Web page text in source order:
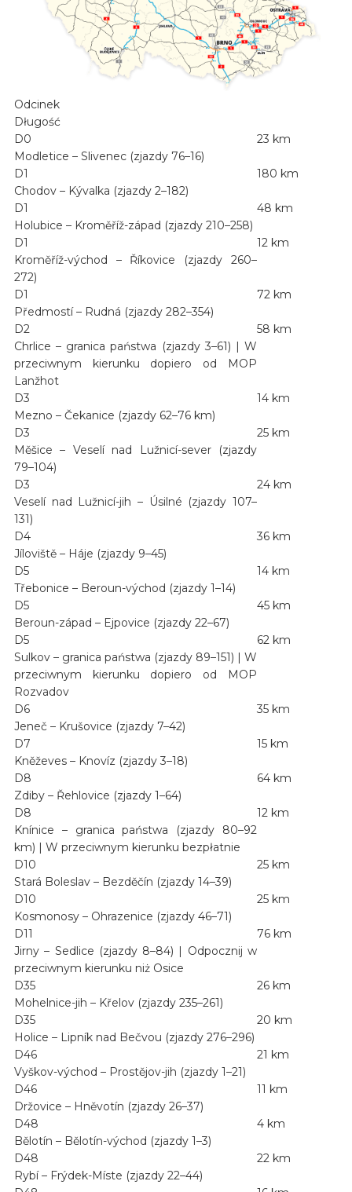
Odcinek
Długość
D0
Modletice – Slivenec (zjazdy 76–16)
23 km
D1
Chodov – Kývalka (zjazdy 2–182)
180 km
D1
Holubice – Kroměříž-západ (zjazdy 210–258)
48 km
D1
Kroměříž-východ – Říkovice (zjazdy 260–
272)
12 km
D1
Předmostí – Rudná (zjazdy 282–354)
72 km
D2
Chrlice – granica państwa (zjazdy 3–61) | W
przeciwnym kierunku dopiero od MOP
Lanžhot
58 km
D3
Mezno – Čekanice (zjazdy 62–76 km)
14 km
D3
Měšice – Veselí nad Lužnicí-sever (zjazdy
79–104)
25 km
D3
Veselí nad Lužnicí-jih – Úsilné (zjazdy 107–
131)
24 km
D4
Jíloviště – Háje (zjazdy 9–45)
36 km
D5
Třebonice – Beroun-východ (zjazdy 1–14)
14 km
D5
Beroun-západ – Ejpovice (zjazdy 22–67)
45 km
D5
Sulkov – granica państwa (zjazdy 89–151) | W
przeciwnym kierunku dopiero od MOP
Rozvadov
62 km
D6
Jeneč – Krušovice (zjazdy 7–42)
35 km
D7
Kněževes – Knovíz (zjazdy 3–18)
15 km
D8
Zdiby – Řehlovice (zjazdy 1–64)
64 km
D8
Knínice – granica państwa (zjazdy 80–92
km) | W przeciwnym kierunku bezpłatnie
12 km
D10
Stará Boleslav – Bezděčín (zjazdy 14–39)
25 km
D10
Kosmonosy – Ohrazenice (zjazdy 46–71)
25 km
D11
Jirny – Sedlice (zjazdy 8–84) | Odpocznij w
przeciwnym kierunku niż Osice
76 km
D35
Mohelnice-jih – Křelov (zjazdy 235–261)
26 km
D35
Holice – Lipník nad Bečvou (zjazdy 276–296)
20 km
D46
Vyškov-východ – Prostějov-jih (zjazdy 1–21)
21 km
D46
Držovice – Hněvotín (zjazdy 26–37)
11 km
D48
Bělotín – Bělotín-východ (zjazdy 1–3)
4 km
D48
Rybí – Frýdek-Míste (zjazdy 22–44)
22 km